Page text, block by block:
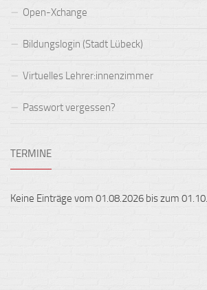
Open-Xchange
Bildungslogin (Stadt Lübeck)
Virtuelles Lehrer:innenzimmer
Passwort vergessen?
TERMINE
Keine Einträge vom 01.08.2026 bis zum